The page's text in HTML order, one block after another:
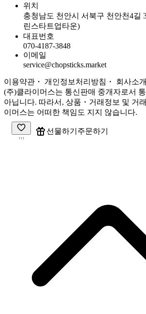
위치
충청남도 천안시 서북구 천안천4길
린스타트업타운)
대표번호
070-4187-3848
이메일
service@chopsticks.market
이용약관 ・ 개인정보처리방침 ・ 회사소개
(주)클라이머스는 통신판매 중개자로서
아닙니다. 따라서, 상품・거래정보 및 거
이머스는 어떠한 책임도 지지 않습니다.
111
선물하기 주문하기